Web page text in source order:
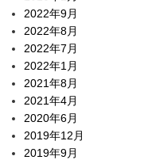
2022年9月
2022年8月
2022年7月
2022年1月
2021年8月
2021年4月
2020年6月
2019年12月
2019年9月